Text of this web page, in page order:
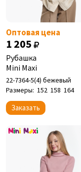
Оптовая цена
1 205
Рубашка
Mini Maxi
22-7364-5(4) бежевый
Размеры: 152 158 164
Заказать